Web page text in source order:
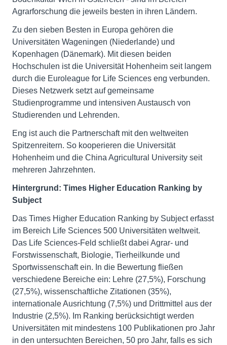
Agrarforschung die jeweils besten in ihren Ländern.
Zu den sieben Besten in Europa gehören die
Universitäten Wageningen (Niederlande) und
Kopenhagen (Dänemark). Mit diesen beiden
Hochschulen ist die Universität Hohenheim seit langem
durch die Euroleague for Life Sciences eng verbunden.
Dieses Netzwerk setzt auf gemeinsame
Studienprogramme und intensiven Austausch von
Studierenden und Lehrenden.
Eng ist auch die Partnerschaft mit den weltweiten
Spitzenreitern. So kooperieren die Universität
Hohenheim und die China Agricultural University seit
mehreren Jahrzehnten.
Hintergrund: Times Higher Education Ranking by
Subject
Das Times Higher Education Ranking by Subject erfasst
im Bereich Life Sciences 500 Universitäten weltweit.
Das Life Sciences-Feld schließt dabei Agrar- und
Forstwissenschaft, Biologie, Tierheilkunde und
Sportwissenschaft ein. In die Bewertung fließen
verschiedene Bereiche ein: Lehre (27,5%), Forschung
(27,5%), wissenschaftliche Zitationen (35%),
internationale Ausrichtung (7,5%) und Drittmittel aus der
Industrie (2,5%). Im Ranking berücksichtigt werden
Universitäten mit mindestens 100 Publikationen pro Jahr
in den untersuchten Bereichen, 50 pro Jahr, falls es sich